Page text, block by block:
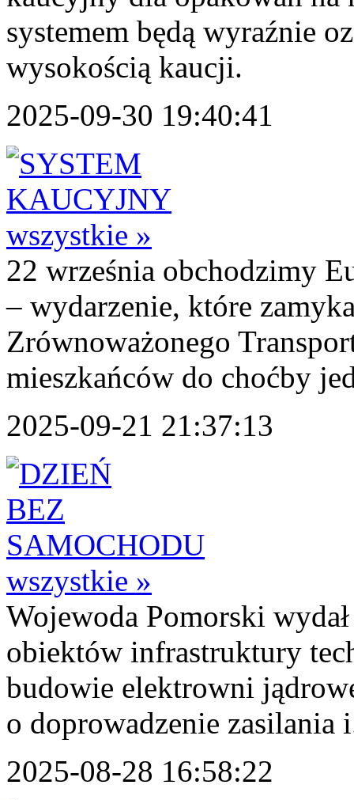
systemem będą wyraźnie
wysokością kaucji.
2025-09-30 19:40:41
wszystkie »
22 września obchodzimy
– wydarzenie, które
Zrównoważonego
mieszkańców do choćby
2025-09-21 21:37:13
wszystkie »
Wojewoda Pomorski
obiektów infrastruktury
budowie elektrowni
o doprowadzenie zasilania
2025-08-28 16:58:22